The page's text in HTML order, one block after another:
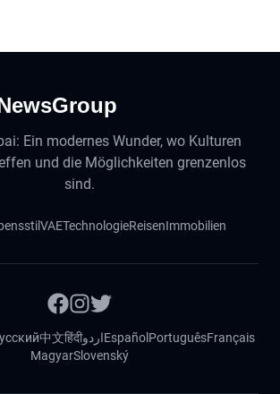
Ein modernes Wunder, wo Kulturen
und die Möglichkeiten grenzenlos
sind.
VAETechnologieReisenImmobilien
中文हिंदीاردوEspañol PortuguêsFrançais
MagyarSlovenský